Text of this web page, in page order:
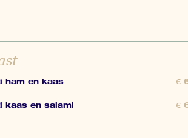
ham en kaas €
kaas en salami €